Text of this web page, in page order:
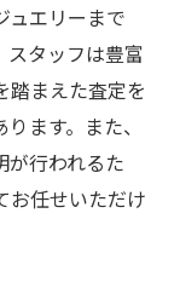
ュエリーまで
スタッフは豊富
踏まえた査定を
ます。また、
が行われるた
お任せいただけ